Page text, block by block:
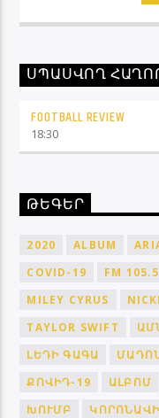
կլինեք
ՍՊԱՍՎՈՂ
FOOTBALL REVIEW
18:30
ԹԵԳԵՐ
2020 ALBUM
COVID-19
FM
MILEY CYRUS
TAYLOR SWIFT
ԼԵԴԻ ԳԱԳԱ
ՔՈՎԻԴ-19
ԱԼԲՈՄ
ԽՈՒՄԲ